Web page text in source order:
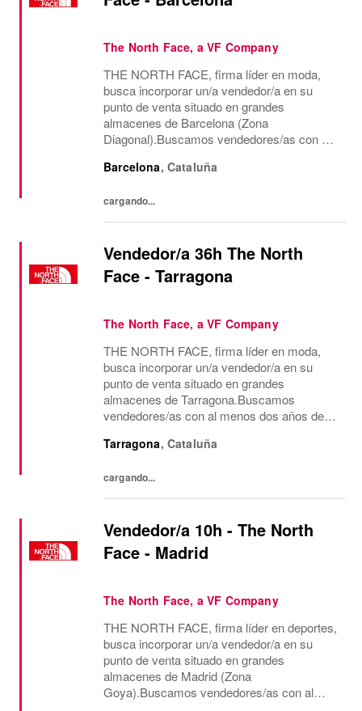
The North Face, a VF Company
THE NORTH FACE, firma líder en moda,
busca incorporar un/a vendedor/a en su
punto de venta situado en grandes
almacenes de Barcelona (Zona
Diagonal).Buscamos vendedores/as con al
moda, consecución de objetivos
gestión...
Barcelona, Cataluña
cargando...
Vendedor/a 36h The North
Face - Tarragona
The North Face, a VF Company
THE NORTH FACE, firma líder en moda,
busca incorporar un/a vendedor/a en su
punto de venta situado en grandes
almacenes de Tarragona.Buscamos
vendedores/as con al menos dos años de
de objetivos comerciales, recepción de
Tarragona, Cataluña
cargando...
Vendedor/a 10h - The North
Face - Madrid
The North Face, a VF Company
THE NORTH FACE, firma líder en deportes,
busca incorporar un/a vendedor/a en su
punto de venta situado en grandes
almacenes de Madrid (Zona
Goya).Buscamos vendedores/as con al